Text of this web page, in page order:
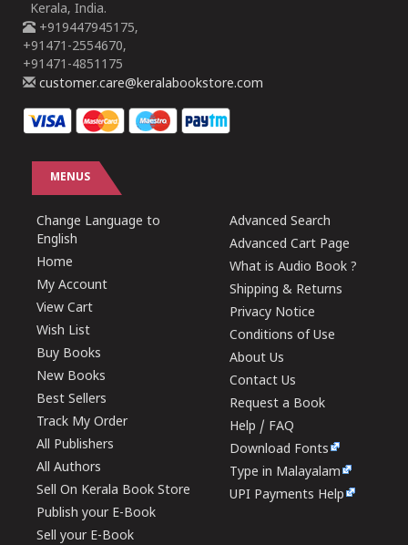
Kerala, India.
+919447945175,
+91471-2554670,
+91471-4851175
customer.care@keralabookstore.com
MENUS
Change Language to
English
Home
My Account
View Cart
Wish List
Buy Books
New Books
Best Sellers
Track My Order
All Publishers
All Authors
Sell On Kerala Book Store
Publish your E-Book
Sell your E-Book
Advanced Search
Advanced Cart Page
What is Audio Book ?
Shipping & Returns
Privacy Notice
Conditions of Use
About Us
Contact Us
Request a Book
Help / FAQ
Download Fonts
Type in Malayalam
UPI Payments Help